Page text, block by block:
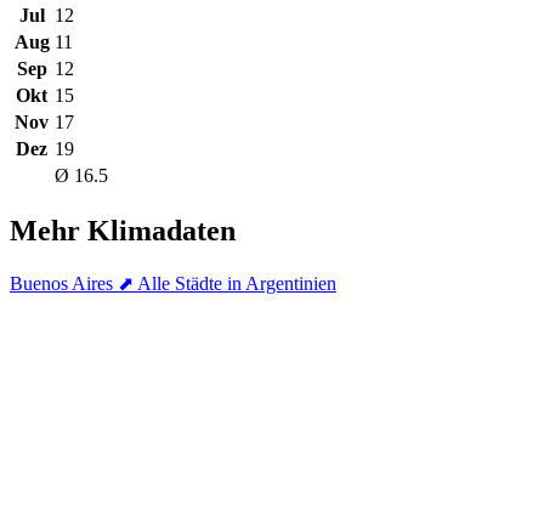
Jul 12
Aug 11
Sep 12
Okt 15
Nov 17
Dez 19
Ø 16.5
Mehr Klimadaten
Buenos Aires ⬈ Alle Städte in Argentinien